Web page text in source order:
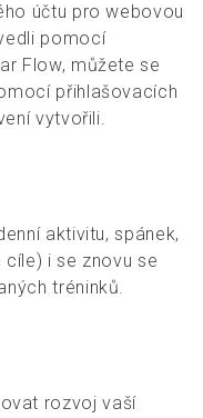
účtu pro webovou
pomocí
Flow, můžete se
přihlašovacích
vytvořili.
aktivitu, spánek,
cíle) i se znovu se
tréninků.
rozvoj vaší